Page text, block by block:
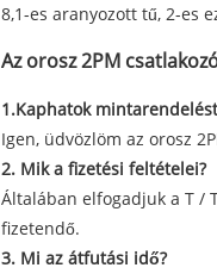
8,1-es aranyozott tű, 2-es
Az orosz 2PM
1.Kaphatok
Igen, üdvözlöm az orosz
2. Mik a fizetési feltételei?
Általában elfogadjuk a T /
fizetendő.
3. Mi az átfutási idő?